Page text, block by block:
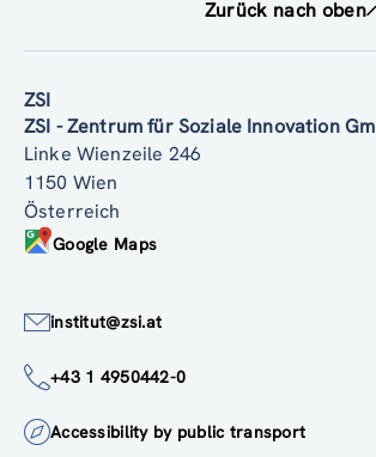
Zurück nach oben
ZSI
ZSI - Zentrum für Soziale Innovation
Linke Wienzeile 246
1150 Wien
Österreich
Google Maps
institut@zsi.at
+43 1 4950442-0
Accessibility by public transport